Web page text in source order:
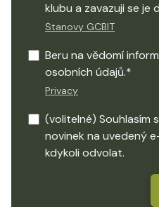
klubu a zavazuji se je
Stanovy GCBIT
Beru na vědomí
osobních údajů.*
Privacy
(volitelné) Souhlasím
novinek na uvedený
kdykoli odvolat.